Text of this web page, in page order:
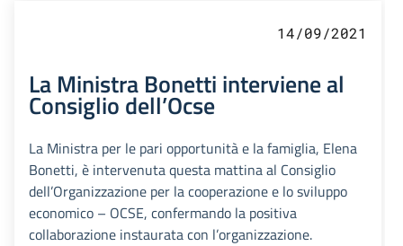
14/09/2021
La Ministra Bonetti interviene al
Consiglio dell’Ocse
La Ministra per le pari opportunità e la famiglia, Elena
Bonetti, è intervenuta questa mattina al Consiglio
dell’Organizzazione per la cooperazione e lo sviluppo
economico – OCSE, confermando la positiva
collaborazione instaurata con l’organizzazione.